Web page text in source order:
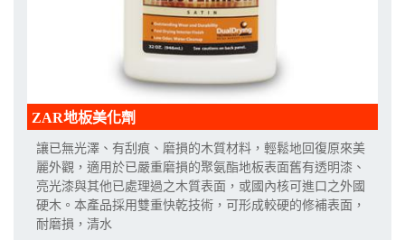
ZAR地板美化劑
讓已無光澤、有刮痕、磨損的木質材料，輕鬆地回復原來美
麗外觀，適用於已嚴重磨損的聚氨酯地板表面舊有透明漆、
亮光漆與其他已處理過之木質表面，或國內核可進口之外國
硬木。本產品採用雙重快乾技術，可形成較硬的修補表面，
耐磨損，清水